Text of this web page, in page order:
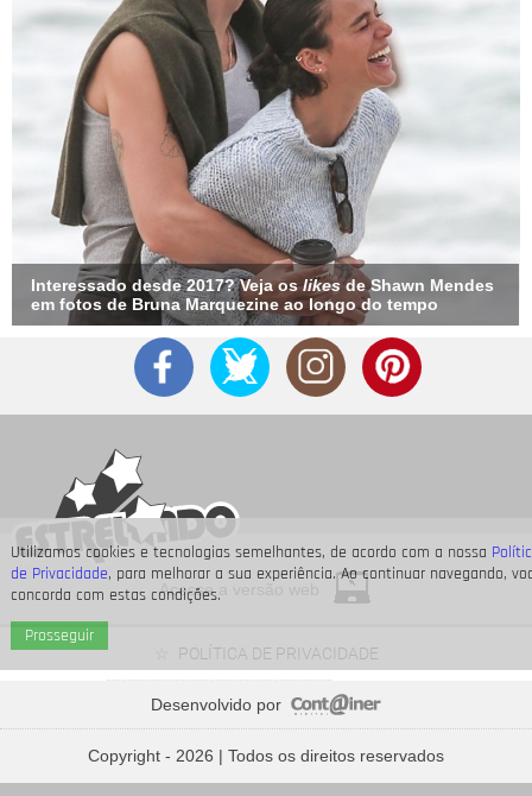
Utilizamos cookies e tecnologias semelhantes, de acordo com a nossa
de Privacidade, para melhorar a sua experiência. Ao continuar navegando,
concorda com estas condições.
Prosseguir
Interessado desde 2017? Veja oslikesde Shawn Mendes
em fotos de Bruna Marquezine ao longo do tempo
cinzas dos famosos
Acesse a versão web
POLÍTICA DE PRIVACIDADE
Desenvolvido por
Copyright - 2026 | Todos os direitos reservados